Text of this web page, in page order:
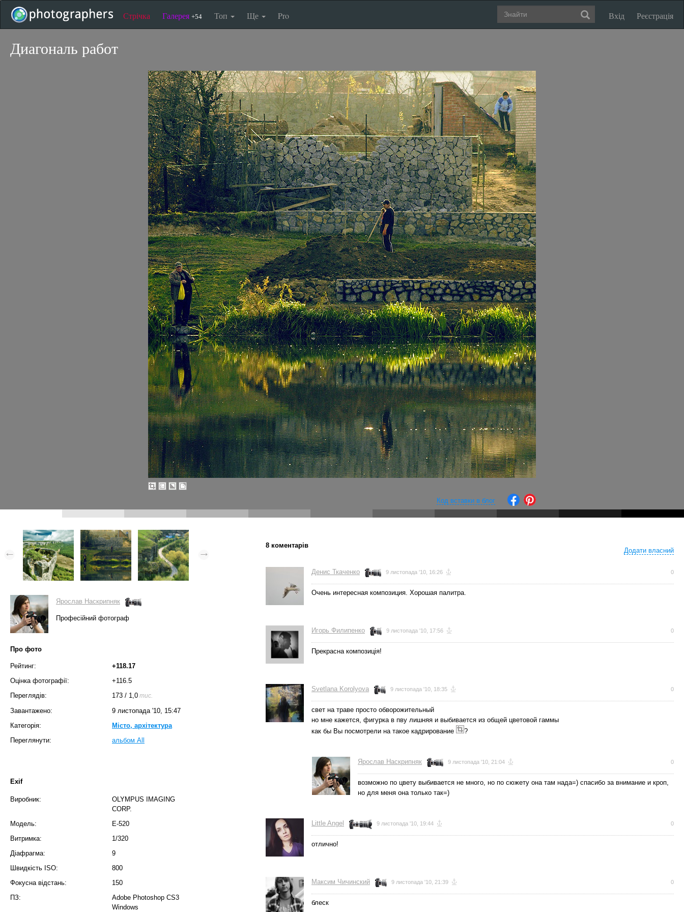
Стрічка Галерея +54 Топ Ще Pro Вхід Реєстрація
Диагональ работ
Код вставки в блог
Ярослав Наскрипняк
Професійний фотограф
Про фото
Рейтинг:
+118.17
Оцінка фотографії:
+116.5
Переглядів:
173 / 1,0 тис.
Завантажено:
9 листопада '10, 15:47
Категорія:
Місто, архітектура
Переглянути:
альбом All
Exif
Виробник:
OLYMPUS IMAGING
CORP.
Модель:
E-520
Витримка:
1/320
Діафрагма:
9
Швидкість ISO:
800
Фокусна відстань:
150
ПЗ:
Adobe Photoshop CS3
Windows
8 коментарів
Додати власний
Денис Ткаченко 9 листопада '10, 16:26 0
Очень интересная композиция. Хорошая палитра.
Игорь Филипенко 9 листопада '10, 17:56 0
Прекрасна композиція!
Svetlana Korolyova 9 листопада '10, 18:35 0
свет на траве просто обворожительный
но мне кажется, фигурка в пву лишняя и выбивается из общей цветовой гаммы
как бы Вы посмотрели на такое кадрирование
?
Ярослав Наскрипняк 9 листопада '10, 21:04 0
возможно по цвету выбивается не много, но по сюжету она там нада=) спасибо за внимание и кроп,
но для меня она только так=)
Little Angel 9 листопада '10, 19:44 0
отлично!
Максим Чичинский 9 листопада '10, 21:39 0
блеск